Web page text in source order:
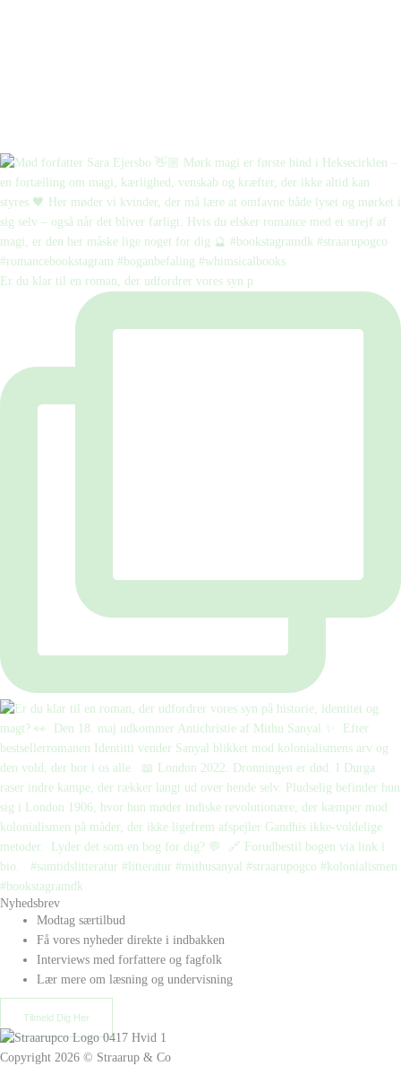
Er du klar til en roman, der udfordrer vores syn p
Nyhedsbrev
Modtag særtilbud
Få vores nyheder direkte i indbakken
Interviews med forfattere og fagfolk
Lær mere om læsning og undervisning
Tilmeld Dig Her
Copyright 2026 © Straarup & Co